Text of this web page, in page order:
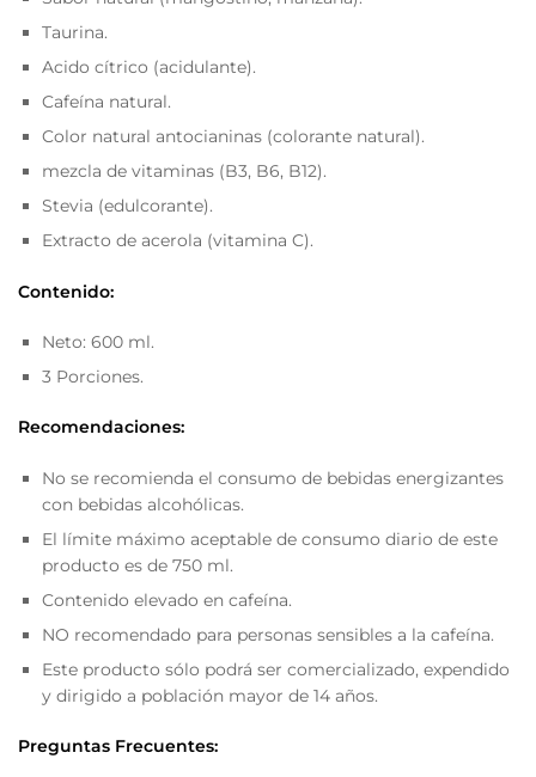
Taurina.
Acido cítrico (acidulante).
Cafeína natural.
Color natural antocianinas (colorante natural).
mezcla de vitaminas (B3, B6, B12).
Stevia (edulcorante).
Extracto de acerola (vitamina C).
Contenido:
Neto: 600 ml.
3 Porciones.
Recomendaciones:
No se recomienda el consumo de bebidas energizantes
con bebidas alcohólicas.
El límite máximo aceptable de consumo diario de este
producto es de 750 ml.
Contenido elevado en cafeína.
NO recomendado para personas sensibles a la cafeína.
Este producto sólo podrá ser comercializado, expendido
y dirigido a población mayor de 14 años.
Preguntas Frecuentes: